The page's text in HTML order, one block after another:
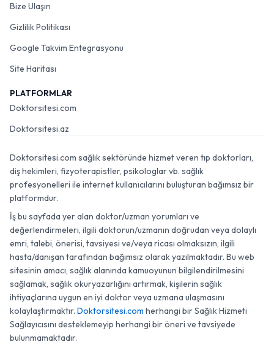
Bize Ulaşın
Gizlilik Politikası
Google Takvim Entegrasyonu
Site Haritası
PLATFORMLAR
Doktorsitesi.com
Doktorsitesi.az
Doktorsitesi.com sağlık sektöründe hizmet veren tıp doktorları,
diş hekimleri, fizyoterapistler, psikologlar vb. sağlık
profesyonelleri ile internet kullanıcılarını buluşturan bağımsız bir
platformdur.
İş bu sayfada yer alan doktor/uzman yorumları ve
değerlendirmeleri, ilgili doktorun/uzmanın doğrudan veya dolaylı
emri, talebi, önerisi, tavsiyesi ve/veya ricası olmaksızın, ilgili
hasta/danışan tarafından bağımsız olarak yazılmaktadır. Bu web
sitesinin amacı, sağlık alanında kamuoyunun bilgilendirilmesini
sağlamak, sağlık okuryazarlığını artırmak, kişilerin sağlık
ihtiyaçlarına uygun en iyi doktor veya uzmana ulaşmasını
kolaylaştırmaktır. Doktorsitesi.com herhangi bir Sağlık Hizmeti
Sağlayıcısını desteklemeyip herhangi bir öneri ve tavsiyede
bulunmamaktadır.